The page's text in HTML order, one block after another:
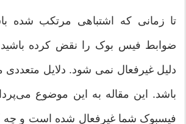
تا زمانی که اشتباهی مرتکب شده
ضوابط فیس بوک را نقض کرده
دلیل غیرفعال نمی شود. دلایل
باشد. این مقاله به این موضوع
فیسبوک شما غیرفعال شده است و چه